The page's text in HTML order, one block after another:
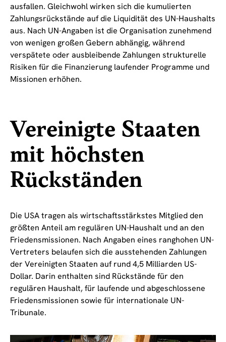
ausfallen. Gleichwohl wirken sich die kumulierten
Zahlungsrückstände auf die Liquidität des UN-Haushalts
aus. Nach UN-Angaben ist die Organisation zunehmend
von wenigen großen Gebern abhängig, während
verspätete oder ausbleibende Zahlungen strukturelle
Risiken für die Finanzierung laufender Programme und
Missionen erhöhen.
Vereinigte Staaten
mit höchsten
Rückständen
Die USA tragen als wirtschaftsstärkstes Mitglied den
größten Anteil am regulären UN-Haushalt und an den
Friedensmissionen. Nach Angaben eines ranghohen UN-
Vertreters belaufen sich die ausstehenden Zahlungen
der Vereinigten Staaten auf rund 4,5 Milliarden US-
Dollar. Darin enthalten sind Rückstände für den
regulären Haushalt, für laufende und abgeschlossene
Friedensmissionen sowie für internationale UN-
Tribunale.